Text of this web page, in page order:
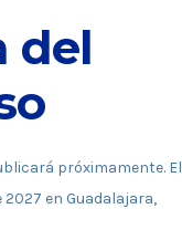
del
próximamente. El
2027 en Guadalajara,